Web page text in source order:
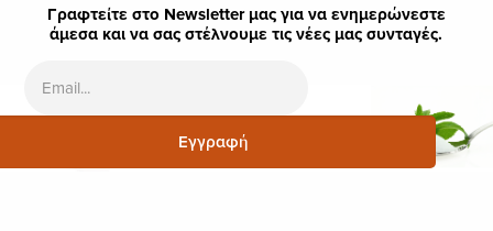
Γραφτείτε στο Newsletter μας για να ενημερώνεστε
άμεσα και να σας στέλνουμε τις νέες μας συνταγές.